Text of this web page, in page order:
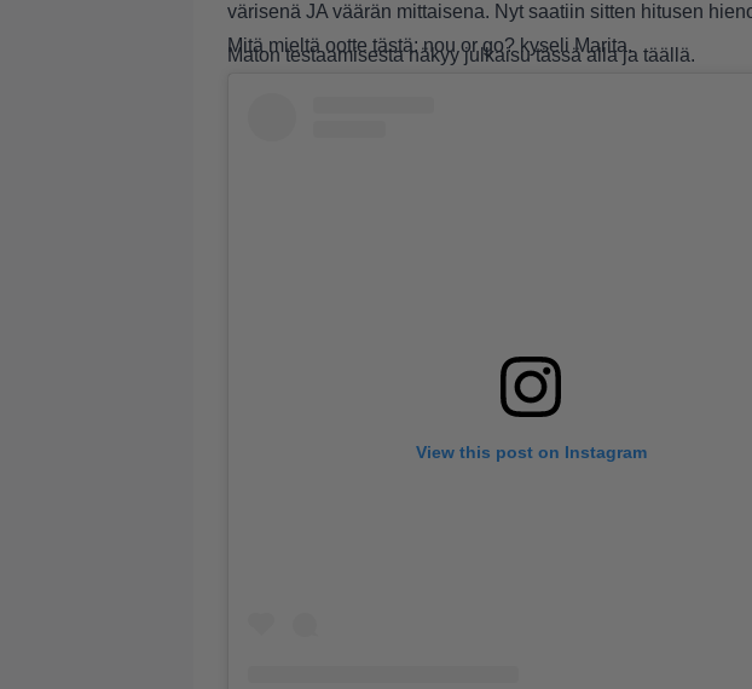
värisenä JA väärän mittaisena. Nyt saatiin sitten hitusen
Mitä mieltä ootte tästä: nou or go? kyseli Marita.
Maton testaamisesta näkyy julkaisu tässä alla ja täällä.
View this post on Instagram